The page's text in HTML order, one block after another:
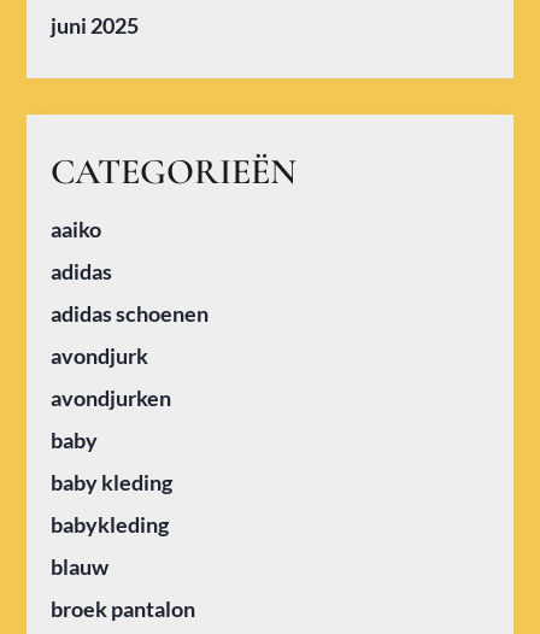
juni 2025
CATEGORIEËN
aaiko
adidas
adidas schoenen
avondjurk
avondjurken
baby
baby kleding
babykleding
blauw
broek pantalon